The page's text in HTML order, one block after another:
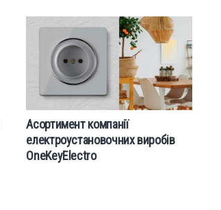
Асортимент компанії
електроустановочних виробів
OneKeyElectro